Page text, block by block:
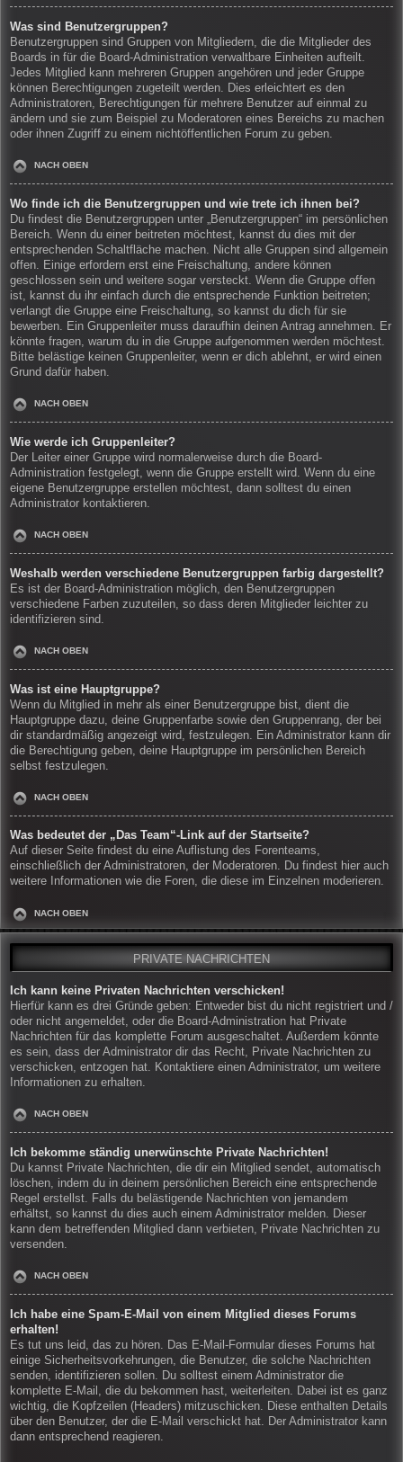
Was sind Benutzergruppen?
Benutzergruppen sind Gruppen von Mitgliedern, die die Mitglieder des
Boards in für die Board-Administration verwaltbare Einheiten aufteilt.
Jedes Mitglied kann mehreren Gruppen angehören und jeder Gruppe
können Berechtigungen zugeteilt werden. Dies erleichtert es den
Administratoren, Berechtigungen für mehrere Benutzer auf einmal zu
ändern und sie zum Beispiel zu Moderatoren eines Bereichs zu machen
oder ihnen Zugriff zu einem nichtöffentlichen Forum zu geben.
NACH OBEN
Wo finde ich die Benutzergruppen und wie trete ich ihnen bei?
Du findest die Benutzergruppen unter „Benutzergruppen“ im persönlichen
Bereich. Wenn du einer beitreten möchtest, kannst du dies mit der
entsprechenden Schaltfläche machen. Nicht alle Gruppen sind allgemein
offen. Einige erfordern erst eine Freischaltung, andere können
geschlossen sein und weitere sogar versteckt. Wenn die Gruppe offen
ist, kannst du ihr einfach durch die entsprechende Funktion beitreten;
verlangt die Gruppe eine Freischaltung, so kannst du dich für sie
bewerben. Ein Gruppenleiter muss daraufhin deinen Antrag annehmen. Er
könnte fragen, warum du in die Gruppe aufgenommen werden möchtest.
Bitte belästige keinen Gruppenleiter, wenn er dich ablehnt, er wird einen
Grund dafür haben.
NACH OBEN
Wie werde ich Gruppenleiter?
Der Leiter einer Gruppe wird normalerweise durch die Board-
Administration festgelegt, wenn die Gruppe erstellt wird. Wenn du eine
eigene Benutzergruppe erstellen möchtest, dann solltest du einen
Administrator kontaktieren.
NACH OBEN
Weshalb werden verschiedene Benutzergruppen farbig dargestellt?
Es ist der Board-Administration möglich, den Benutzergruppen
verschiedene Farben zuzuteilen, so dass deren Mitglieder leichter zu
identifizieren sind.
NACH OBEN
Was ist eine Hauptgruppe?
Wenn du Mitglied in mehr als einer Benutzergruppe bist, dient die
Hauptgruppe dazu, deine Gruppenfarbe sowie den Gruppenrang, der bei
dir standardmäßig angezeigt wird, festzulegen. Ein Administrator kann dir
die Berechtigung geben, deine Hauptgruppe im persönlichen Bereich
selbst festzulegen.
NACH OBEN
Was bedeutet der „Das Team“-Link auf der Startseite?
Auf dieser Seite findest du eine Auflistung des Forenteams,
einschließlich der Administratoren, der Moderatoren. Du findest hier auch
weitere Informationen wie die Foren, die diese im Einzelnen moderieren.
NACH OBEN
PRIVATE NACHRICHTEN
Ich kann keine Privaten Nachrichten verschicken!
Hierfür kann es drei Gründe geben: Entweder bist du nicht registriert und /
oder nicht angemeldet, oder die Board-Administration hat Private
Nachrichten für das komplette Forum ausgeschaltet. Außerdem könnte
es sein, dass der Administrator dir das Recht, Private Nachrichten zu
verschicken, entzogen hat. Kontaktiere einen Administrator, um weitere
Informationen zu erhalten.
NACH OBEN
Ich bekomme ständig unerwünschte Private Nachrichten!
Du kannst Private Nachrichten, die dir ein Mitglied sendet, automatisch
löschen, indem du in deinem persönlichen Bereich eine entsprechende
Regel erstellst. Falls du belästigende Nachrichten von jemandem
erhältst, so kannst du dies auch einem Administrator melden. Dieser
kann dem betreffenden Mitglied dann verbieten, Private Nachrichten zu
versenden.
NACH OBEN
Ich habe eine Spam-E-Mail von einem Mitglied dieses Forums
erhalten!
Es tut uns leid, das zu hören. Das E-Mail-Formular dieses Forums hat
einige Sicherheitsvorkehrungen, die Benutzer, die solche Nachrichten
senden, identifizieren sollen. Du solltest einem Administrator die
komplette E-Mail, die du bekommen hast, weiterleiten. Dabei ist es ganz
wichtig, die Kopfzeilen (Headers) mitzuschicken. Diese enthalten Details
über den Benutzer, der die E-Mail verschickt hat. Der Administrator kann
dann entsprechend reagieren.